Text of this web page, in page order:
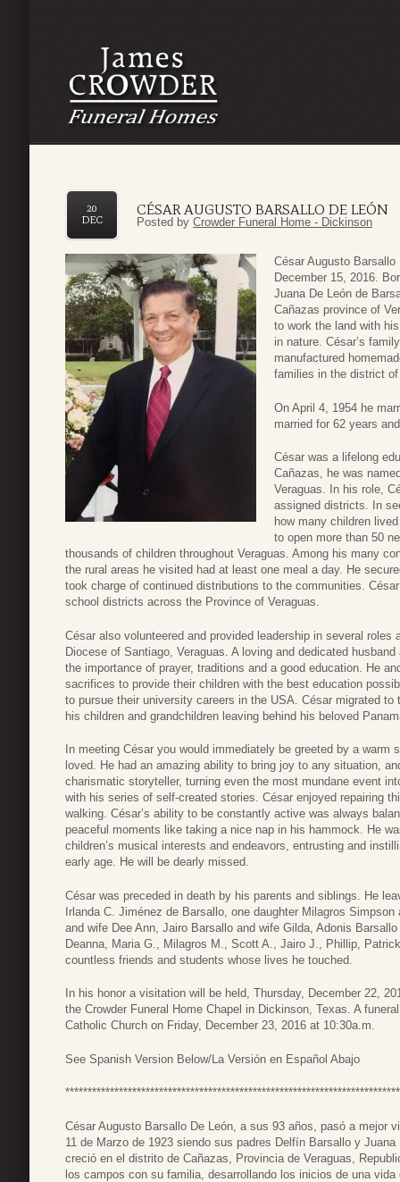
CÉSAR AUGUSTO BARSALLO DE LEÓN
20
DEC
Posted by Crowder Funeral Home - Dickinson
César Augusto
December 15, 2016.
Juana De León de
Cañazas province of
to work the land with
in nature. César’s
manufactured
families in the district
On April 4, 1954 he
married for 62 years
César was a lifelong
Cañazas, he was
Veraguas. In his role,
assigned districts. In
how many children
to open more than 50
thousands of children throughout Veraguas. Among his many
the rural areas he visited had at least one meal a day. He
took charge of continued distributions to the communities.
school districts across the Province of Veraguas.
César also volunteered and provided leadership in several
Diocese of Santiago, Veraguas. A loving and dedicated
the importance of prayer, traditions and a good education. He
sacrifices to provide their children with the best education
to pursue their university careers in the USA. César migrated
his children and grandchildren leaving behind his beloved
In meeting César you would immediately be greeted by a
loved. He had an amazing ability to bring joy to any situation,
charismatic storyteller, turning even the most mundane event
with his series of self-created stories. César enjoyed repairing
walking. César’s ability to be constantly active was always
peaceful moments like taking a nice nap in his hammock. He
children’s musical interests and endeavors, entrusting and
early age. He will be dearly missed.
César was preceded in death by his parents and siblings. He
Irlanda C. Jiménez de Barsallo, one daughter Milagros
and wife Dee Ann, Jairo Barsallo and wife Gilda, Adonis
Deanna, Maria G., Milagros M., Scott A., Jairo J., Phillip,
countless friends and students whose lives he touched.
In his honor a visitation will be held, Thursday, December 22,
the Crowder Funeral Home Chapel in Dickinson, Texas. A
Catholic Church on Friday, December 23, 2016 at 10:30a.m.
See Spanish Version Below/La Versión en Español Abajo
César Augusto Barsallo De León, a sus 93 años, pasó a mejor
11 de Marzo de 1923 siendo sus padres Delfín Barsallo y
creció en el distrito de Cañazas, Provincia de Veraguas,
los campos con su familia, desarrollando los inicios de una